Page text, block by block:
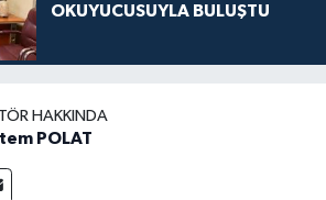
OKUYUCUSUYLA BULUŞTU
HAKKINDA
POLAT